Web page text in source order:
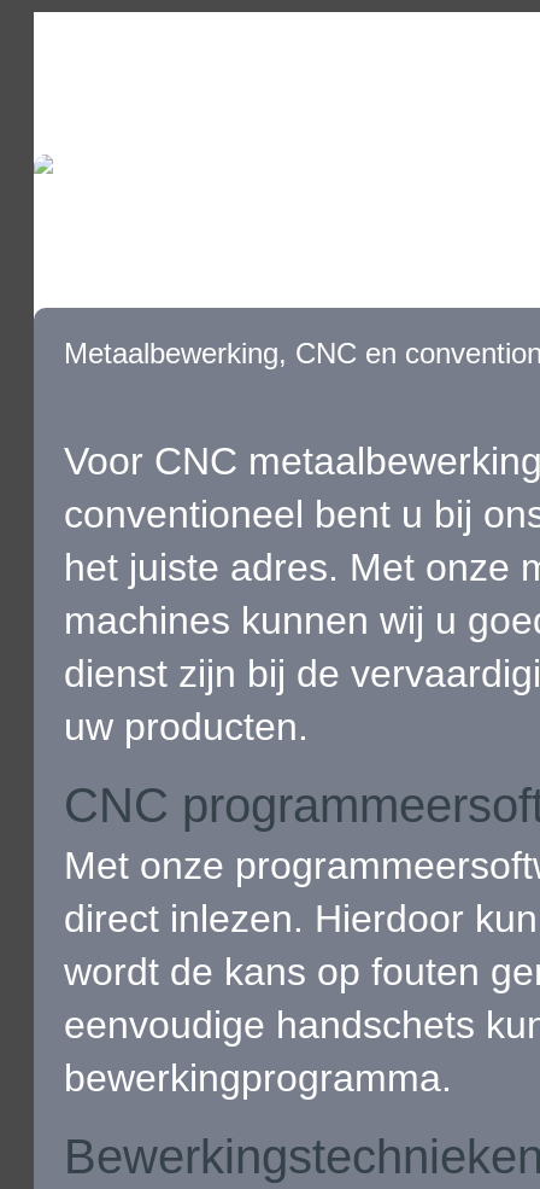
Metaalbewerking, CNC en
Voor CNC
conventioneel bent u bij
het juiste adres. Met onze
machines kunnen wij u
dienst zijn bij de
uw producten.
CNC
Met onze
direct inlezen. Hierdoor
wordt de kans op fouten
eenvoudige handschets
bewerkingprogramma.